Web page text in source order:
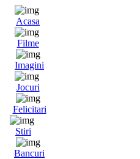
Acasa
Filme
Imagini
Jocuri
Felicitari
Stiri
Bancuri